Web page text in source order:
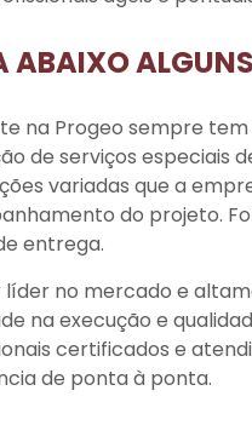
ABAIXO
na Progeo sempre
de serviços especiais
variadas que a
do projeto.
entrega.
líder no mercado e
na execução e
certificados e
de ponta à ponta.